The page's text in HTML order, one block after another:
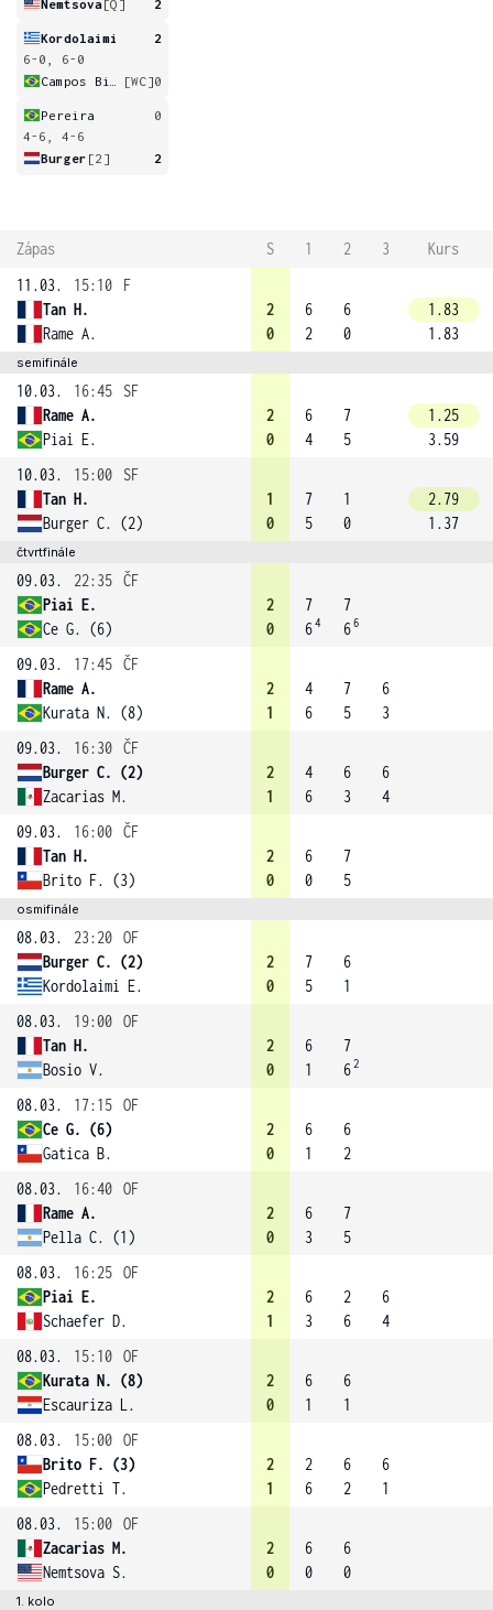
Nemtsova[Q] 2
Kordolaimi
2
6-0, 6-0
[WC]0
Pereira
0
4-6, 4-6
Burger [2] 2
Zápas S 1 2 3
Kurs
11.03.
15:10
F
Tan H.
Rame A.
2
0
6
2
6
0
1.83
1.83
semifinále
10.03. 16:45
SF
Rame A.
Piai E.
2
0
6
4
7
5
1.25
3.59
10.03.
15:00
SF
Tan H.
Burger C. (2)
1
0
7
5
1
0
2.79
1.37
čtvrtfinále
09.03. 22:35 ČF
Piai E.
Ce G. (6)
2
0
7
64
7
66
09.03. 17:45 ČF
Rame A.
Kurata N. (8)
2
1
4
6
7
5
6
3
09.03.
16:30 ČF
Burger C. (2)
Zacarias M.
2
1
4
6
6
3
6
4
09.03.
16:00 ČF
Tan H.
Brito F. (3)
2
0
6
0
7
5
osmifinále
08.03. 23:20 OF
Burger C. (2)
Kordolaimi E.
2
0
7
5
6
1
08.03.
19:00 OF
Tan H.
Bosio V.
2
0
6
1
7
62
08.03. 17:15 OF
Ce G. (6)
Gatica B.
2
0
6
1
6
2
08.03.
16:40 OF
Rame A.
Pella C. (1)
2
0
6
3
7
5
08.03.
16:25 OF
Piai E.
Schaefer D.
2
1
6
3
2
6
6
4
08.03.
15:10 OF
Kurata N. (8)
Escauriza L.
2
0
6
1
6
1
08.03.
15:00 OF
Brito F. (3)
Pedretti T.
2
1
2
6
6
2
6
1
08.03.
15:00 OF
Zacarias M.
Nemtsova S.
2
0
6
0
6
0
1. kolo